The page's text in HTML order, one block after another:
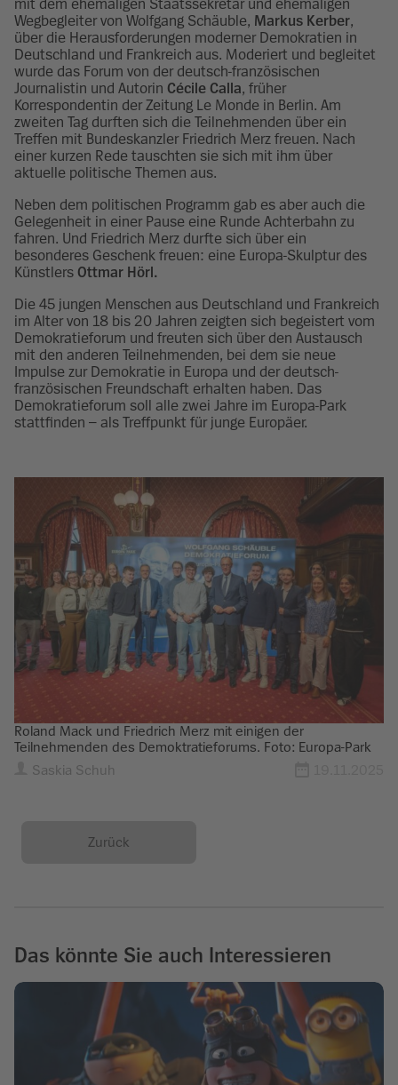
mit dem ehemaligen Staatssekretär und ehemaligen
Wegbegleiter von Wolfgang Schäuble, Markus Kerber,
über die Herausforderungen moderner Demokratien in
Deutschland und Frankreich aus. Moderiert und begleitet
wurde das Forum von der deutsch-französischen
Journalistin und Autorin Cécile Calla, früher
Korrespondentin der Zeitung Le Monde in Berlin. Am
zweiten Tag durften sich die Teilnehmenden über ein
Treffen mit Bundeskanzler Friedrich Merz freuen. Nach
einer kurzen Rede tauschten sie sich mit ihm über
aktuelle politische Themen aus.
Neben dem politischen Programm gab es aber auch die
Gelegenheit in einer Pause eine Runde Achterbahn zu
fahren. Und Friedrich Merz durfte sich über ein
besonderes Geschenk freuen: eine Europa-Skulptur des
Künstlers Ottmar Hörl.
Die 45 jungen Menschen aus Deutschland und Frankreich
im Alter von 18 bis 20 Jahren zeigten sich begeistert vom
Demokratieforum und freuten sich über den Austausch
mit den anderen Teilnehmenden, bei dem sie neue
Impulse zur Demokratie in Europa und der deutsch-
französischen Freundschaft erhalten haben. Das
Demokratieforum soll alle zwei Jahre im Europa-Park
stattfinden – als Treffpunkt für junge Europäer.
Roland Mack und Friedrich Merz mit einigen der
Teilnehmenden des Demoktratieforums. Foto: Europa-Park
Saskia Schuh
Zurück
Das könnte Sie auch Interessieren